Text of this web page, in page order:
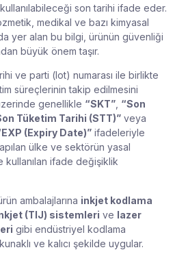
son tarihi ifade eder.
medikal ve bazı kimyasal
yer alan bu bilgi, ürünün güvenliği
büyük önem taşır.
ve parti (lot) numarası ile birlikte
süreçlerinin takip edilmesini
genellikle “SKT” “Son
Tüketim Tarihi (STT)” veya
(Expiry Date)” ifadeleriyle
ülke ve sektörün yasal
ifade değişiklik
ambalajlarına inkjet kodlama
(TIJ) sistemleri ve lazer
gibi endüstriyel kodlama
ve kalıcı şekilde uygular.